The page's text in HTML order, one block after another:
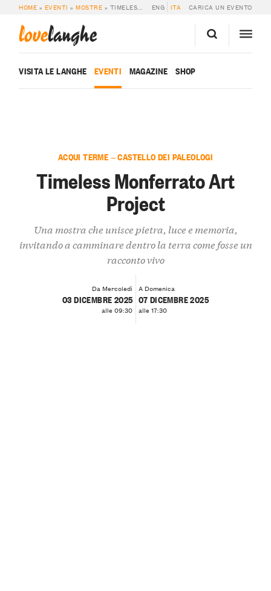
HOME » EVENTI »MOSTRE » TIMELESS MONFERRATO ART PROJECT ENG ITA CARICA UN EVENTO
lovelanghe
VISITA LE LANGHE EVENTI MAGAZINE SHOP
ACQUI TERME — CASTELLO DEI PALEOLOGI
Timeless Monferrato Art
Project
Una mostra che unisce pietra, luce e memoria,
invitando a camminare dentro la terra come fosse un
racconto vivo
Da Mercoledì
03 DICEMBRE 2025
alle 09:30
A Domenica
07 DICEMBRE 2025
alle 17:30